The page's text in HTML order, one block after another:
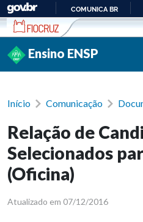
Ir para conteúdo COMUNICA BR
Ensino ENSP
Início Comunicação
Relação de
Selecionados
(Oficina)
Atualizado em 07/12/2016